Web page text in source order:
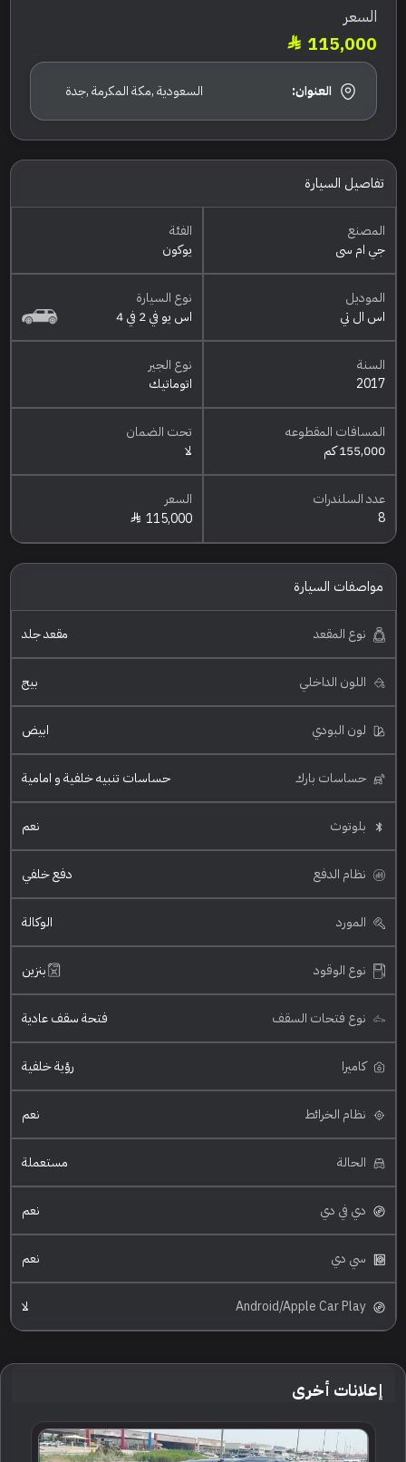
السعر
115,000
العنوان: السعودية ,مكة المكرمة ,جدة
تفاصيل السيارة
المصنع
جي ام سي
الفئة
يوكون
الموديل
اس ال تي
نوع السيارة
اس يو في 2 في 4
السنة
2017
نوع الجير
اتوماتيك
المسافات المقطوعه
155,000 كم
تحت الضمان
لا
عدد السلندرات
8
السعر
115,000
مواصفات السيارة
نوع المقعد مقعد جلد
اللون الداخلي بيج
لون البودي ابيض
حساسات بارك حساسات تنبيه خلفية و امامية
بلوتوث نعم
نظام الدفع دفع خلفي
المورد الوكالة
نوع الوقود بنزين
نوع فتحات السقف فتحة سقف عادية
كاميرا رؤية خلفية
نظام الخرائط نعم
الحالة مستعملة
دي في دي نعم
سي دي نعم
Android/Apple Car Play لا
إعلانات أخرى